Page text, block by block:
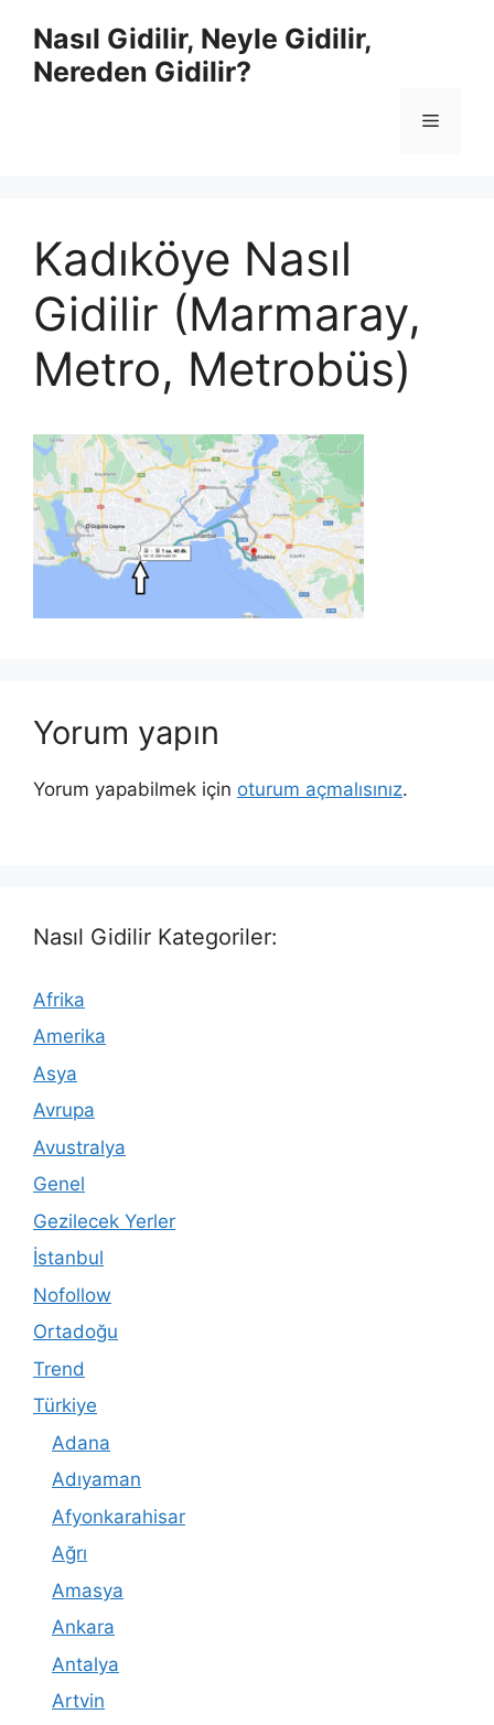
Nasıl Gidilir, Neyle Gidilir,
Nereden Gidilir?
Menü
Kadıköye Nasıl
Gidilir (Marmaray,
Metro, Metrobüs)
Yorum yapın
Yorum yapabilmek için oturum açmalısınız.
Nasıl Gidilir Kategoriler:
Afrika
Amerika
Asya
Avrupa
Avustralya
Genel
Gezilecek Yerler
İstanbul
Nofollow
Ortadoğu
Trend
Türkiye
Adana
Adıyaman
Afyonkarahisar
Ağrı
Amasya
Ankara
Antalya
Artvin